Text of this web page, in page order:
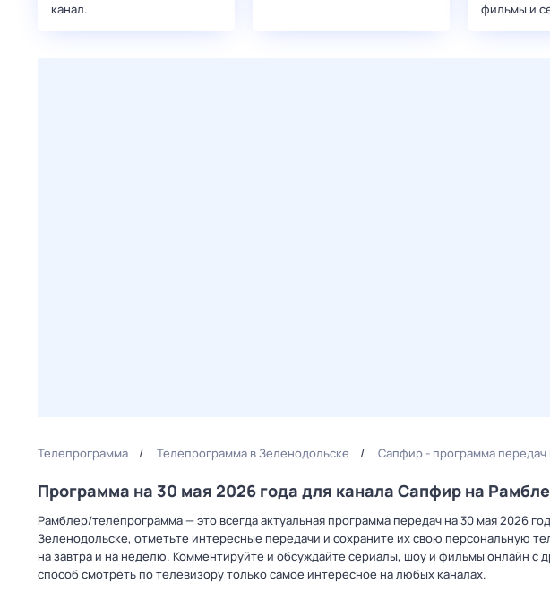
канал.
фильмы и
Телепрограмма Телепрограмма в Зеленодольске Сапфир - программа передач
Программа на 30 мая 2026 года для канала Сапфир на
Рамблер/телепрограмма — это всегда актуальная программа передач на 30 мая 2026
Зеленодольске, отметьте интересные передачи и сохраните их свою персональную
на завтра и на неделю. Комментируйте и обсуждайте сериалы, шоу и фильмы онлайн с
способ смотреть по телевизору только самое интересное на любых каналах.